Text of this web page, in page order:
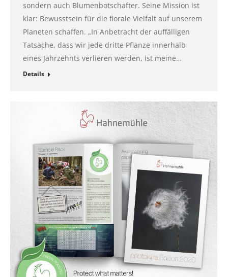
sondern auch Blumenbotschafter. Seine Mission ist
klar: Bewusstsein für die florale Vielfalt auf unserem
Planeten schaffen. „In Anbetracht der auffälligen
Tatsache, dass wir jede dritte Pflanze innerhalb
eines Jahrzehnts verlieren werden, ist meine…
Details